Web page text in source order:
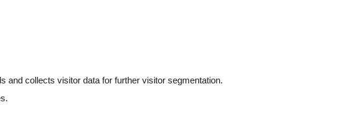
and collects visitor data for further visitor segmentation.